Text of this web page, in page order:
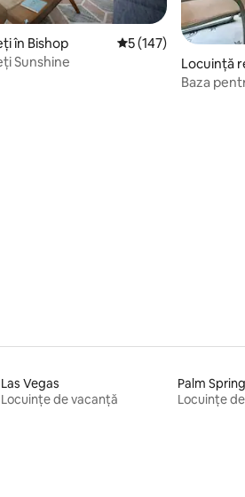
recenzii
în Bishop Scor mediu de 5 din
5 (147)
Sunshine
Locuință
Baza
Las Vegas
Locuințe de vacanță
Palm
Locuințe